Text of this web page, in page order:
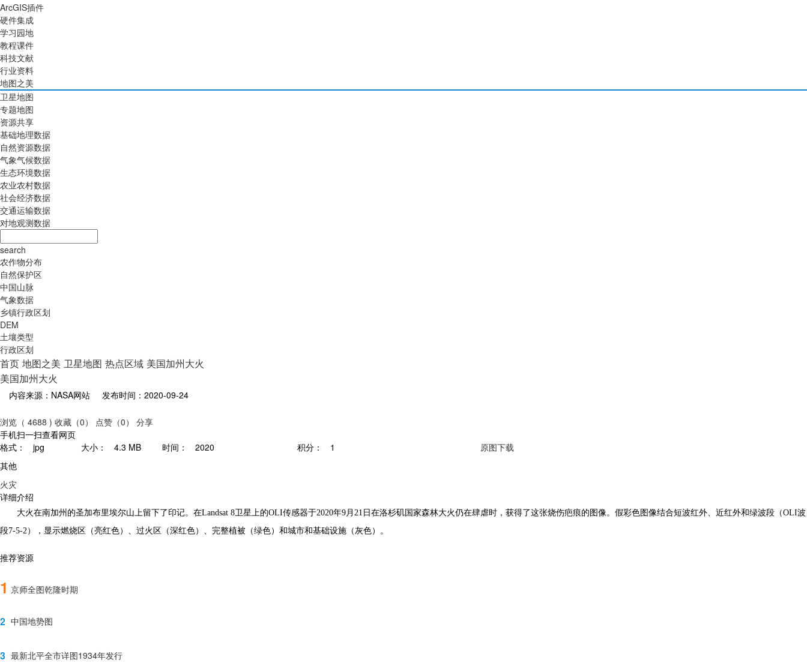
ArcGIS插件
硬件集成
学习园地
教程课件
科技文献
行业资料
地图之美
卫星地图
专题地图
资源共享
基础地理数据
自然资源数据
气象气候数据
生态环境数据
农业农村数据
社会经济数据
交通运输数据
对地观测数据
search
农作物分布
自然保护区
中国山脉
气象数据
乡镇行政区划
DEM
土壤类型
行政区划
首页 地图之美 卫星地图 热点区域 美国加州大火
美国加州大火
内容来源：NASA网站 发布时间：2020-09-24
浏览（ 4688 ) 收藏（0） 点赞（0）
分享
手机扫一扫查看网页
格式：
jpg 大小： 4.3 MB 时间： 2020 积分： 1
原图下载
其他
火灾
详细介绍
大火在南加州的圣加布里埃尔山上留下了印记。在Landsat 8卫星上的OLI传感器于2020年9月21日在洛杉矶国家森林大火仍在肆虐时，获得了这张烧伤疤痕的图像。假彩色图像结合短波红外、近红外和绿波段（OLI波
段7-5-2），显示燃烧区（亮红色）、过火区（深红色）、完整植被（绿色）和城市和基础设施（灰色）。
推荐资源
1 京师全图乾隆时期
2 中国地势图
3 最新北平全市详图1934年发行